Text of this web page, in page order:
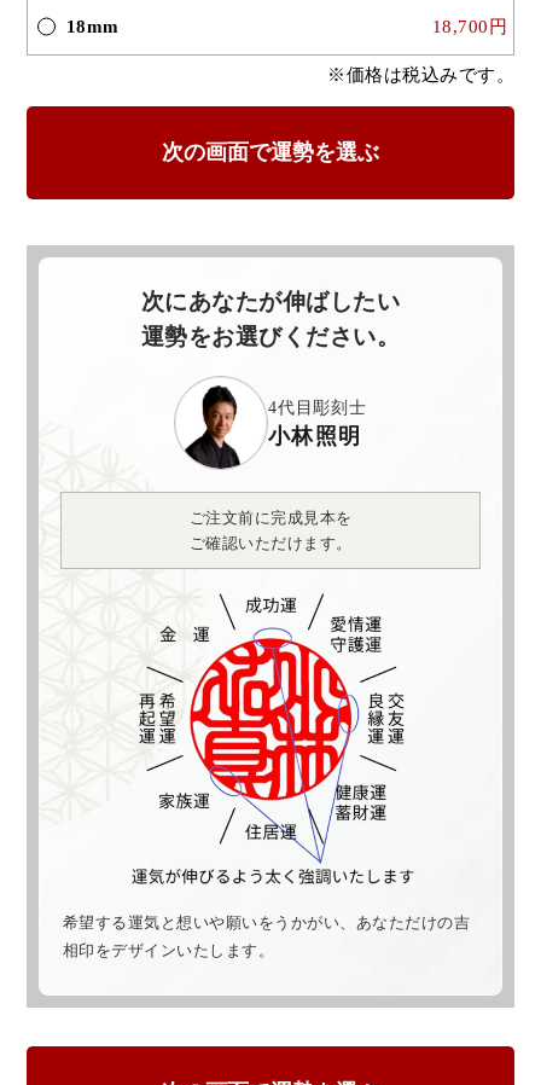
18mm 18,700円
※価格は税込みです。
次にあなたが伸ばしたい
運勢をお選びください。
4代目彫刻士
小林照明
ご注文前に完成見本を
ご確認いただけます。
希望する運気と想いや願いをうかがい、あなただけの吉
相印をデザインいたします。